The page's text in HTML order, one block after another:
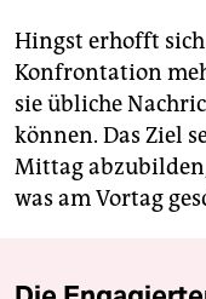
Hingst erhofft
Konfrontation
sie übliche
können. Das Ziel
Mittag abzubilden,
was am Vortag